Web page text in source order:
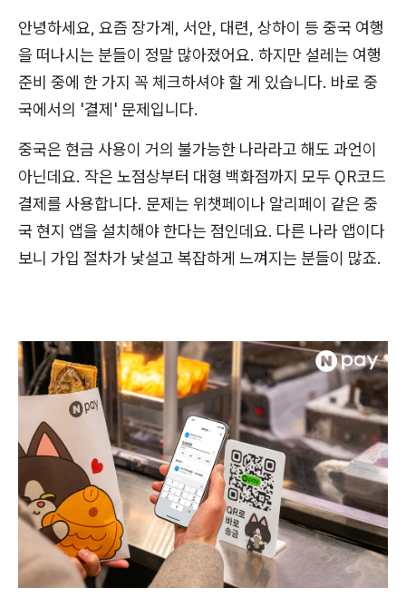
안녕하세요, 요즘 장가계, 서안, 대련, 상하이 등 중국 여행
을 떠나시는 분들이 정말 많아졌어요. 하지만 설레는 여행
준비 중에 한 가지 꼭 체크하셔야 할 게 있습니다. 바로 중
국에서의 '결제' 문제입니다.
중국은 현금 사용이 거의 불가능한 나라라고 해도 과언이
아닌데요. 작은 노점상부터 대형 백화점까지 모두 QR코드
결제를 사용합니다. 문제는 위챗페이나 알리페이 같은 중
국 현지 앱을 설치해야 한다는 점인데요. 다른 나라 앱이다
보니 가입 절차가 낯설고 복잡하게 느껴지는 분들이 많죠.